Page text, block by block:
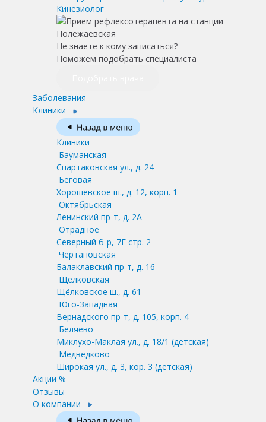
Кинезиолог
Не знаете к кому записаться?
Поможем подобрать специалиста
Заболевания
Клиники
Клиники
Бауманская
Спартаковская ул., д. 24
Беговая
Хорошевское ш., д. 12, корп. 1
Октябрьская
Ленинский пр-т, д. 2А
Отрадное
Северный б-р, 7Г стр. 2
Чертановская
Балаклавский пр-т, д. 16
Щёлковская
Щёлковское ш., д. 61
Юго-Западная
Вернадского пр-т, д. 105, корп. 4
Беляево
Миклухо-Маклая ул., д. 18/1 (детская)
Медведково
Широкая ул., д. 3, кор. 3 (детская)
Акции %
Отзывы
О компании